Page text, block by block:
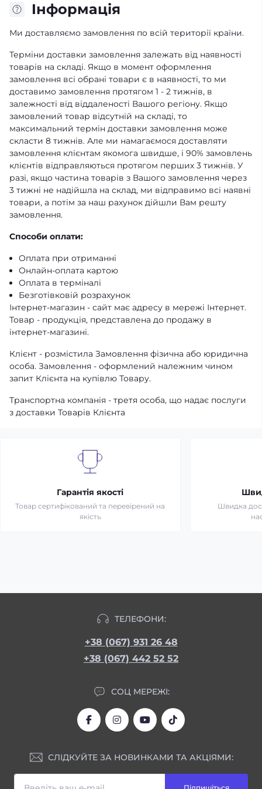
Iнформація
Ми доставляємо замовлення по всій території країни.
Терміни доставки замовлення залежать від наявності
товарів на складі. Якщо в момент оформлення
замовлення всі обрані товари є в наявності, то ми
доставимо замовлення протягом 1 - 2 тижнів, в
залежності від віддаленості Вашого регіону. Якщо
замовлений товар відсутній на складі, то
максимальний термін доставки замовлення може
скласти 8 тижнів. Але ми намагаємося доставляти
замовлення клієнтам якомога швидше, і 90% замовлень
клієнтів відправляються протягом перших 3 тижнів. У
разі, якщо частина товарів з Вашого замовлення через
3 тижні не надійшла на склад, ми відправимо всі наявні
товари, а потім за наш рахунок дійшли Вам решту
замовлення.
Способи оплати:
Оплата при отриманні
Онлайн-оплата картою
Оплата в терміналі
Безготівковій розрахунок
Інтернет-магазин - сайт має адресу в мережі Інтернет.
Товар - продукція, представлена ​​до продажу в
інтернет-магазині.
Клієнт - розмістила Замовлення фізична або юридична
особа. Замовлення - оформлений належним чином
запит Клієнта на купівлю Товару.
Транспортна компанія - третя особа, що надає послуги
з доставки Товарів Клієнта
Гарантія якості
Товар сертифікований та перевірений на
якість
Швидка
ТЕЛЕФОНИ:
+38 (067) 931 26 48
+38 (067) 442 52 52
СОЦ МЕРЕЖІ:
СЛІДКУЙТЕ ЗА НОВИНКАМИ ТА АКЦІЯМИ: